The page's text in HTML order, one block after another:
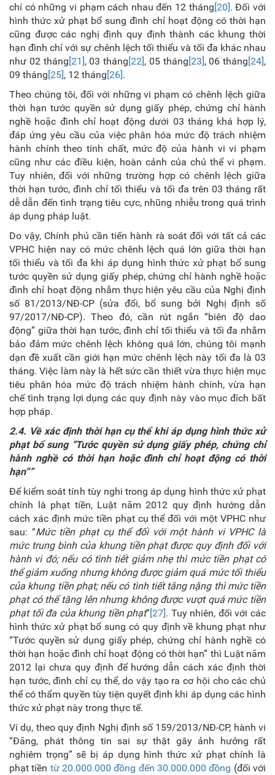
chí có những vi phạm cách nhau đến 12 tháng[20]. Đối với
hình thức xử phạt bổ sung đình chỉ hoạt động có thời hạn
cũng được các nghị định quy định thành các khung thời
hạn đình chỉ với sự chênh lệch tối thiểu và tối đa khác nhau
như 02 tháng[21], 03 tháng[22], 05 tháng[23], 06 tháng[24],
09 tháng[25], 12 tháng[26].
Theo chúng tôi, đối với những vi phạm có chênh lệch giữa
thời hạn tước quyền sử dụng giấy phép, chứng chỉ hành
nghề hoặc đình chỉ hoạt động dưới 03 tháng khá hợp lý,
đáp ứng yêu cầu của việc phân hóa mức độ trách nhiệm
hành chính theo tính chất, mức độ của hành vi vi phạm
cũng như các điều kiện, hoàn cảnh của chủ thể vi phạm.
Tuy nhiên, đối với những trường hợp có chênh lệch giữa
thời hạn tước, đình chỉ tối thiểu và tối đa trên 03 tháng rất
dễ dẫn đến tình trạng tiêu cực, nhũng nhiễu trong quá trình
áp dụng pháp luật.
Do vậy, Chính phủ cần tiến hành rà soát đối với tất cả các
VPHC hiện nay có mức chênh lệch quá lớn giữa thời hạn
tối thiểu và tối đa khi áp dụng hình thức xử phạt bổ sung
tước quyền sử dụng giấy phép, chứng chỉ hành nghề hoặc
đình chỉ hoạt động nhằm thực hiện yêu cầu của Nghị định
số 81/2013/NĐ-CP (sửa đổi, bổ sung bởi Nghị định số
97/2017/NĐ-CP). Theo đó, cần rút ngắn “biên độ dao
động” giữa thời hạn tước, đình chỉ tối thiểu và tối đa nhằm
bảo đảm mức chênh lệch không quá lớn, chúng tôi mạnh
dạn đề xuất cần giới hạn mức chênh lệch này tối đa là 03
tháng. Việc làm này là hết sức cần thiết vừa thực hiện mục
tiêu phân hóa mức độ trách nhiệm hành chính, vừa hạn
chế tình trạng lợi dụng các quy định này vào mục đích bất
hợp pháp.
2.4. Về xác định thời hạn cụ thể khi áp dụng hình thức xử
phạt bổ sung “Tước quyền sử dụng giấy phép, chứng chỉ
hành nghề có thời hạn hoặc đình chỉ hoạt động có thời
hạn””
Để kiểm soát tính tùy nghi trong áp dụng hình thức xử phạt
chính là phạt tiền, Luật năm 2012 quy định hướng dẫn
cách xác định mức tiền phạt cụ thể đối với một VPHC như
sau: “Mức tiền phạt cụ thể đối với một hành vi VPHC là
mức trung bình của khung tiền phạt được quy định đối với
hành vi đó; nếu có tình tiết giảm nhẹ thì mức tiền phạt có
thể giảm xuống nhưng không được giảm quá mức tối thiểu
của khung tiền phạt; nếu có tình tiết tăng nặng thì mức tiền
phạt có thể tăng lên nhưng không được vượt quá mức tiền
phạt tối đa của khung tiền phạt”[27]. Tuy nhiên, đối với các
hình thức xử phạt bổ sung có quy định về khung phạt như
“Tước quyền sử dụng giấy phép, chứng chỉ hành nghề có
thời hạn hoặc đình chỉ hoạt động có thời hạn” thì Luật năm
2012 lại chưa quy định để hướng dẫn cách xác định thời
hạn tước, đình chỉ cụ thể, do vậy tạo ra cơ hội cho các chủ
thể có thẩm quyền tùy tiện quyết định khi áp dụng các hình
thức xử phạt này trong thực tế.
Ví dụ, theo quy định Nghị định số 159/2013/NĐ-CP, hành vi
“Đăng, phát thông tin sai sự thật gây ảnh hưởng rất
nghiêm trọng” sẽ bị áp dụng hình thức xử phạt chính là
phạt tiền từ 20.000.000 đồng đến 30.000.000 đồng (đối với